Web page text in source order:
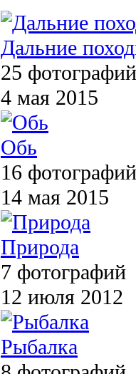
Дальние
25 фотографий
4 мая 2015
Обь
16 фотографий
14 мая 2015
Природа
7 фотографий
12 июля 2012
Рыбалка